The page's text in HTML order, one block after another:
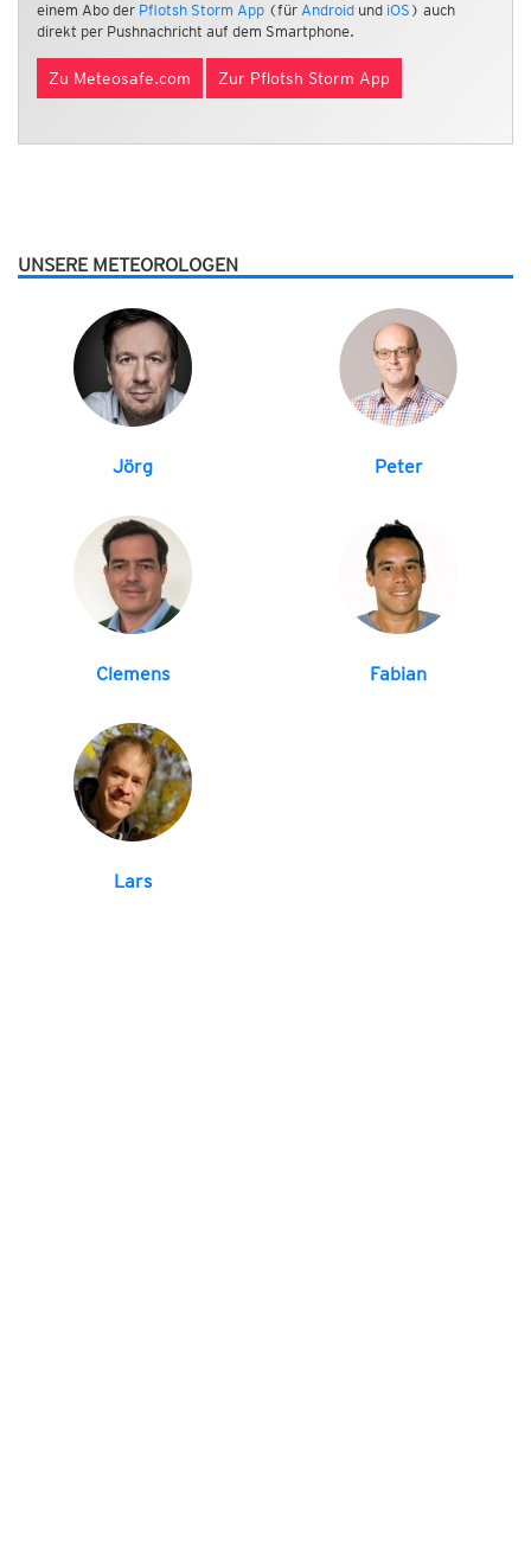
einem Abo der Pflotsh Storm App (für Android und iOS ) auch
direkt per Pushnachricht auf dem Smartphone.
Zu Meteosafe.com Zur Pflotsh Storm App
UNSERE METEOROLOGEN
Jörg Peter
Clemens Fabian
Lars